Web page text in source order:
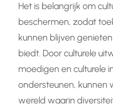
Het is belangrijk om
beschermen, zodat
kunnen blijven
biedt. Door culturele
moedigen en culturele
ondersteunen, kunnen
wereld waarin